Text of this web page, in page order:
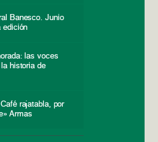
Banesco. Junio
edición
las voces
historia de
rajatabla, por
Armas